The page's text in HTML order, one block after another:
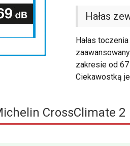
Hałas
Hałas
zakresie od
Ciekawostką
CrossClimate 2